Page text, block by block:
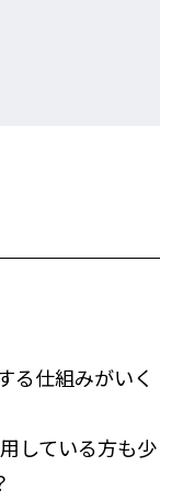
る仕組みがいく
している方も少